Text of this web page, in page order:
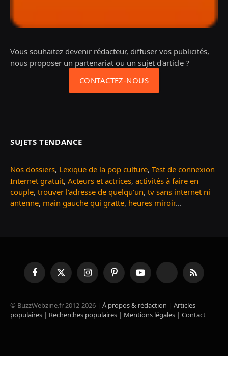
Vous souhaitez devenir rédacteur, diffuser vos publicités,
nous proposer un partenariat ou un sujet d'article ?
CONTACTEZ-NOUS
SUJETS TENDANCE
Nos dossiers, Lexique de la pop culture, Test de connexion
Internet gratuit, Acteurs et actrices, activités à faire en
couple, trouver l'adresse de quelqu'un, tv sans internet ni
antenne, main gauche qui gratte, heures miroir...
FacebookX
(Twitter)
InstagramPinterestYouTube TikTok RSS
© BuzzWebzine.fr 2012-2026 | À propos & rédaction | Articles
populaires | Recherches populaires | Mentions légales | Contact